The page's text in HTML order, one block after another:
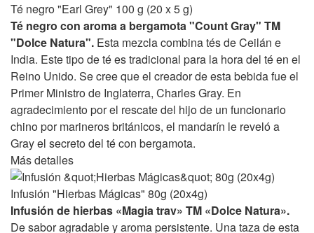
Té negro "Earl Grey" 100 g (20 x 5 g)
Té negro con aroma a bergamota "Count Gray" TM
"Dolce Natura". Esta mezcla combina tés de Ceilán e
India. Este tipo de té es tradicional para la hora del té en el
Reino Unido. Se cree que el creador de esta bebida fue el
Primer Ministro de Inglaterra, Charles Gray. En
agradecimiento por el rescate del hijo de un funcionario
chino por marineros británicos, el mandarín le reveló a
Gray el secreto del té con bergamota.
Más detalles
Infusión "Hierbas Mágicas" 80g (20x4g)
Infusión de hierbas «Magia trav» TM «Dolce Natura».
De sabor agradable y aroma persistente. Una taza de esta